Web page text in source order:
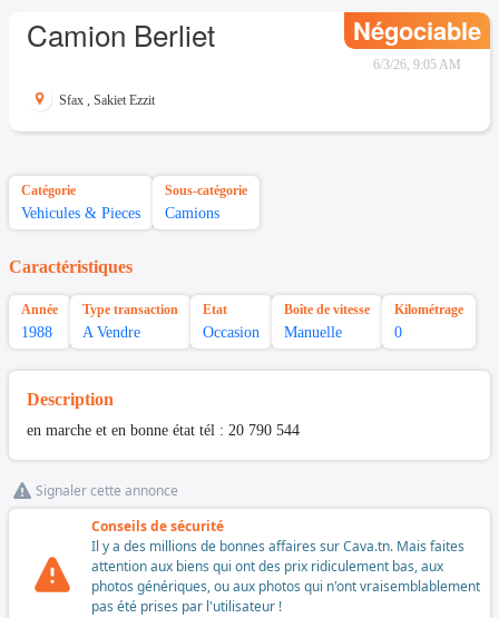
Camion Berliet Négociable
6/3/26, 9:05 AM
Sfax , Sakiet Ezzit
Catégorie
Vehicules & Pieces
Sous-catégorie
Camions
Caractéristiques
Année
1988
Type transaction
A Vendre
Etat
Occasion
Boîte de vitesse
Manuelle
Kilométrage
0
Description
en marche et en bonne état tél : 20 790 544
Signaler cette annonce
Conseils de sécurité
Il y a des millions de bonnes affaires sur Cava.tn. Mais faites
attention aux biens qui ont des prix ridiculement bas, aux
photos génériques, ou aux photos qui n'ont vraisemblablement
pas été prises par l'utilisateur !